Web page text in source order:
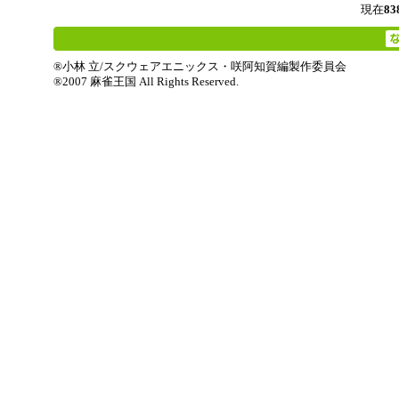
現在
®小林 立/スクウェアエニックス・咲阿知賀編製作委員会
®2007 麻雀王国 All Rights Reserved.